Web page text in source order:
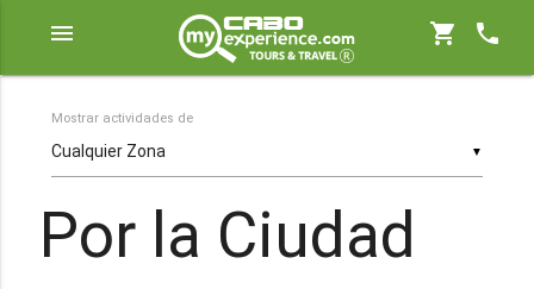
menu shopping_cart phone
▼
Mostrar actividades de
Por la Ciudad